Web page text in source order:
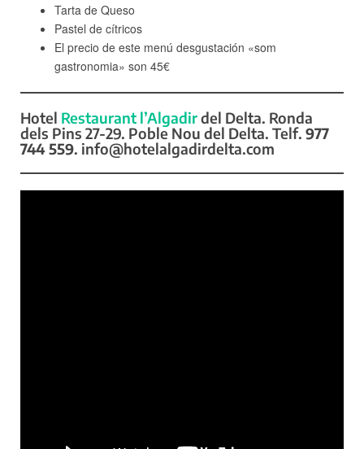
Tarta de Queso
Pastel de cítricos
El precio de este menú desgustación «som
gastronomia» son 45€
Hotel Restaurant l’Algadirdel Delta. Ronda
dels Pins 27-29. Poble Nou del Delta. Telf. 977
744 559. info@hotelalgadirdelta.com